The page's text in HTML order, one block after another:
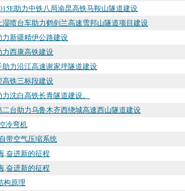
助力中铁八局渝昆高铁马鞍山隧道建设
喷台车助力鹤剑兰高速雪邦山隧道项目建设
新疆精伊公路建设
西康高铁建设
力沿江高速谢家坪隧道建设
铁三标段建设
沈白高铁长青隧道建设。
台助力乌鲁木齐西绕城高速西山隧道建设
冷弯机
带空气压缩系统
,奋进新的征程
,奋进新的征程
构原理